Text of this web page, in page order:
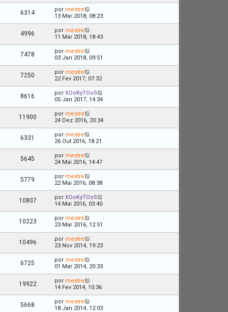
6314 por mestre
13 Mar 2018, 08:23
4996 por mestre
11 Mar 2018, 18:43
7478 por mestre
03 Jan 2018, 09:51
7250 por mestre
22 Fev 2017, 07:32
8616 por XOoKyTOoS
05 Jan 2017, 14:34
11900 por mestre
24 Dez 2016, 20:34
6331 por mestre
26 Out 2016, 18:21
5645 por mestre
24 Mai 2016, 14:47
5779 por mestre
22 Mai 2016, 08:38
10807 por XOoKyTOoS
14 Mai 2016, 03:40
10223 por mestre
23 Mar 2016, 12:51
10496 por mestre
23 Nov 2014, 19:23
6725 por mestre
01 Mar 2014, 20:33
19922 por mestre
14 Fev 2014, 10:36
5668 por mestre
18 Jan 2014, 12:03